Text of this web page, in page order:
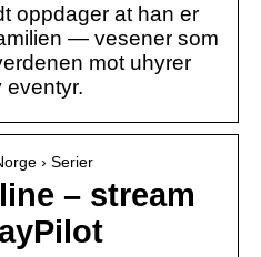
oppdager at han er
— vesener som
mot uhyrer
eventyr.
› Serier
– stream